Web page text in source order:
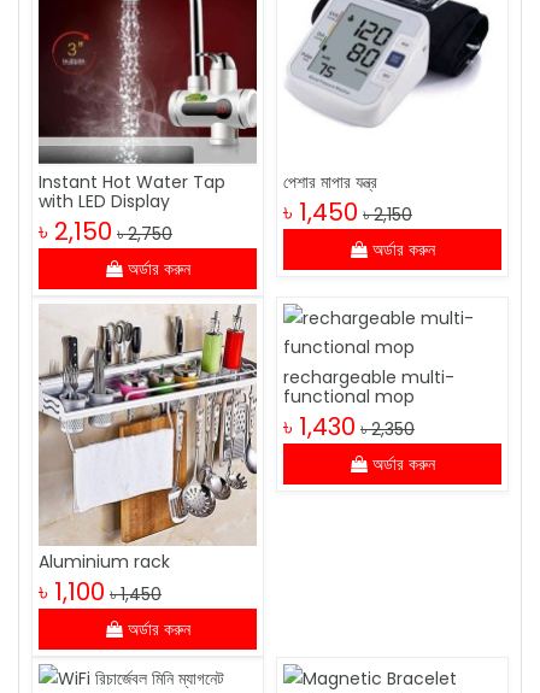
Instant Hot Water Tap
with LED Display
৳ 2,150 ৳ 2,750
অর্ডার করুন
পেশার মাপার যন্ত্র
৳ 1,450 ৳ 2,150
অর্ডার করুন
Aluminium rack
৳ 1,100 ৳ 1,450
অর্ডার করুন
rechargeable multi-
functional mop
৳ 1,430 ৳ 2,350
অর্ডার করুন